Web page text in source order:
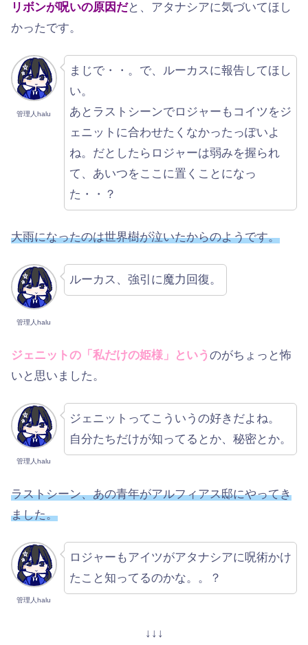
リボンが呪いの原因だと、アタナシアに気づいてほし
かったです。
管理人halu
まじで・・。で、ルーカスに報告してほし
い。
あとラストシーンでロジャーもコイツをジ
ェニットに合わせたくなかったっぽいよ
ね。だとしたらロジャーは弱みを握られ
て、あいつをここに置くことになっ
た・・？
大雨になったのは世界樹が泣いたからのようです。
管理人halu
ルーカス、強引に魔力回復。
ジェニットの「私だけの姫様」という のがちょっと怖
いと思いました。
管理人halu
ジェニットってこういうの好きだよね。
自分たちだけが知ってるとか、秘密とか。
ラストシーン、あの青年がアルフィアス邸にやってき
ました。
管理人halu
ロジャーもアイツがアタナシアに呪術かけ
たこと知ってるのかな。。？
↓↓↓